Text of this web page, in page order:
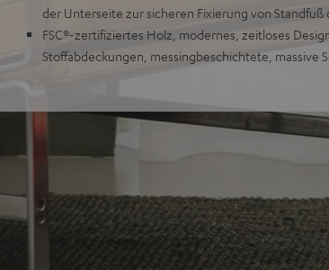
der Unterseite zur sicheren Fixierung von Standfuß
FSC®-zertifiziertes Holz, modernes, zeitloses
Stoffabdeckungen, messingbeschichtete, massive